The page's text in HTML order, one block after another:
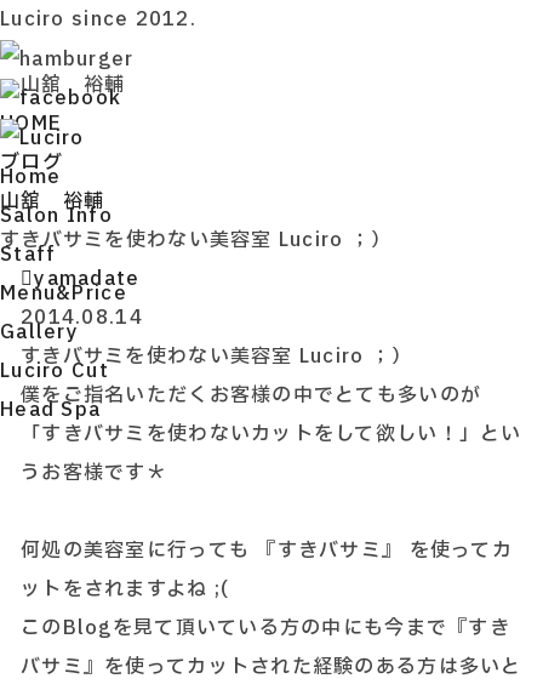
Luciro since 2012.
Home
Salon Info
Staff
Menu&Price
Gallery
Luciro Cut
Head Spa
山舘 裕輔
HOME
ブログ
山舘 裕輔
すきバサミを使わない美容室 Luciro ；）
yamadate
2014.08.14
すきバサミを使わない美容室 Luciro ；）
僕をご指名いただくお客様の中でとても多いのが
「すきバサミを使わないカットをして欲しい！」とい
うお客様です＊
何処の美容室に行っても 『すきバサミ』 を使ってカ
ットをされますよね ;(
このBlogを見て頂いている方の中にも今まで『すき
バサミ』を使ってカットされた経験のある方は多いと